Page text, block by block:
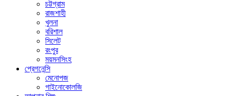
চট্টগ্রাম
রাজশাহী
খুলনা
বরিশাল
সিলেট
রংপুর
ময়মনসিংহ
প্রেগনেন্সি
মেনোপজ
গাইনোকোলজি